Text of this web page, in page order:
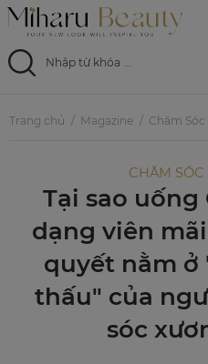
Sản
Ưu
Trang chủ Magazine Chăm Sóc Sức
CHĂM
Tại sao
dạng viên
quyết nằm
thấu" của
sóc